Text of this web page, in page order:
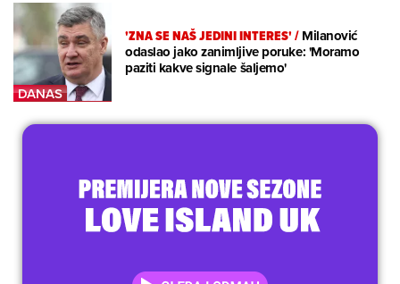
'ZNA SE NAŠ JEDINI INTERES'/Milanović
odaslao jako zanimljive poruke: 'Moramo
paziti kakve signale šaljemo'